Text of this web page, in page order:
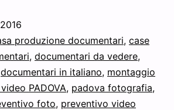
Video
e
cinema
a
produzione documentari, case
, documentari da vedere,
documentari in italiano, montaggio
PADOVA, padova fotografia,
foto, preventivo video